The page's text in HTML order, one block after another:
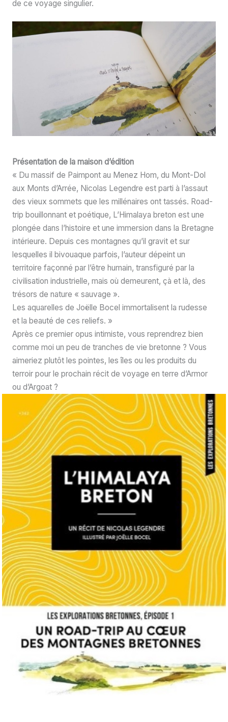
de ce voyage singulier.
Présentation de la maison d’édition
« Du massif de Paimpont au Menez Hom, du Mont-Dol
aux Monts d’Arrée, Nicolas Legendre est parti à l’assaut
des vieux sommets que les millénaires ont tassés. Road-
trip bouillonnant et poétique, L’Himalaya breton est une
plongée dans l’histoire et une immersion dans la Bretagne
intérieure. Depuis ces montagnes qu’il gravit et sur
lesquelles il bivouaque parfois, l’auteur dépeint un
territoire façonné par l’être humain, transfiguré par la
civilisation industrielle, mais où demeurent, çà et là, des
trésors de nature « sauvage ».
Les aquarelles de Joëlle Bocel immortalisent la rudesse
et la beauté de ces reliefs. »
Après ce premier opus intimiste, vous reprendrez bien
comme moi un peu de tranches de vie bretonne ? Vous
aimeriez plutôt les pointes, les îles ou les produits du
terroir pour le prochain récit de voyage en terre d’Armor
ou d’Argoat ?